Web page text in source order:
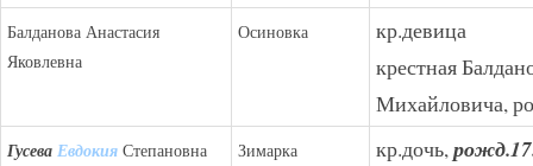
Балданова Анастасия
Яковлевна
Осиновка
кр.девица
крестная
Михайловича,
Гусева Евдокия Степановна
Зимарка
кр.дочь,